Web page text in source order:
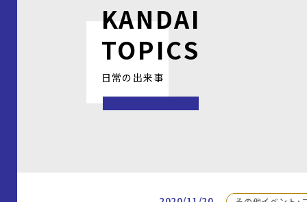
KANDAI
TOPICS
日常の出来事